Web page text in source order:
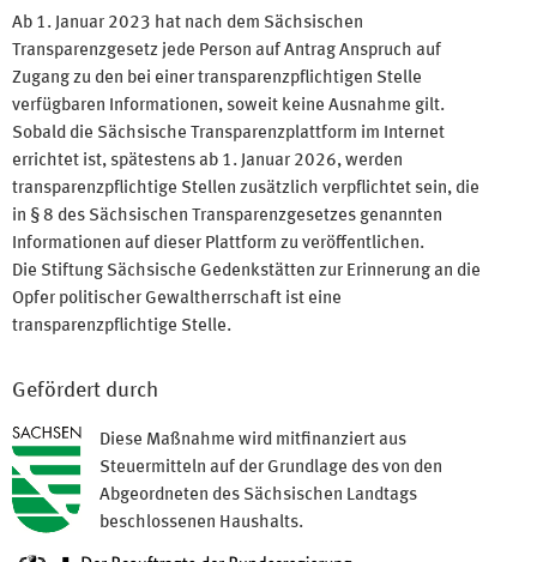
Ab 1. Januar 2023 hat nach dem Sächsischen
Transparenzgesetz jede Person auf Antrag Anspruch auf
Zugang zu den bei einer transparenzpflichtigen Stelle
verfügbaren Informationen, soweit keine Ausnahme gilt.
Sobald die Sächsische Transparenzplattform im Internet
errichtet ist, spätestens ab 1. Januar 2026, werden
transparenzpflichtige Stellen zusätzlich verpflichtet sein, die
in § 8 des Sächsischen Transparenzgesetzes genannten
Informationen auf dieser Plattform zu veröffentlichen.
Die Stiftung Sächsische Gedenkstätten zur Erinnerung an die
Opfer politischer Gewaltherrschaft ist eine
transparenzpflichtige Stelle.
Gefördert durch
Diese Maßnahme wird mitfinanziert aus
Steuermitteln auf der Grundlage des von den
Abgeordneten des Sächsischen Landtags
beschlossenen Haushalts.